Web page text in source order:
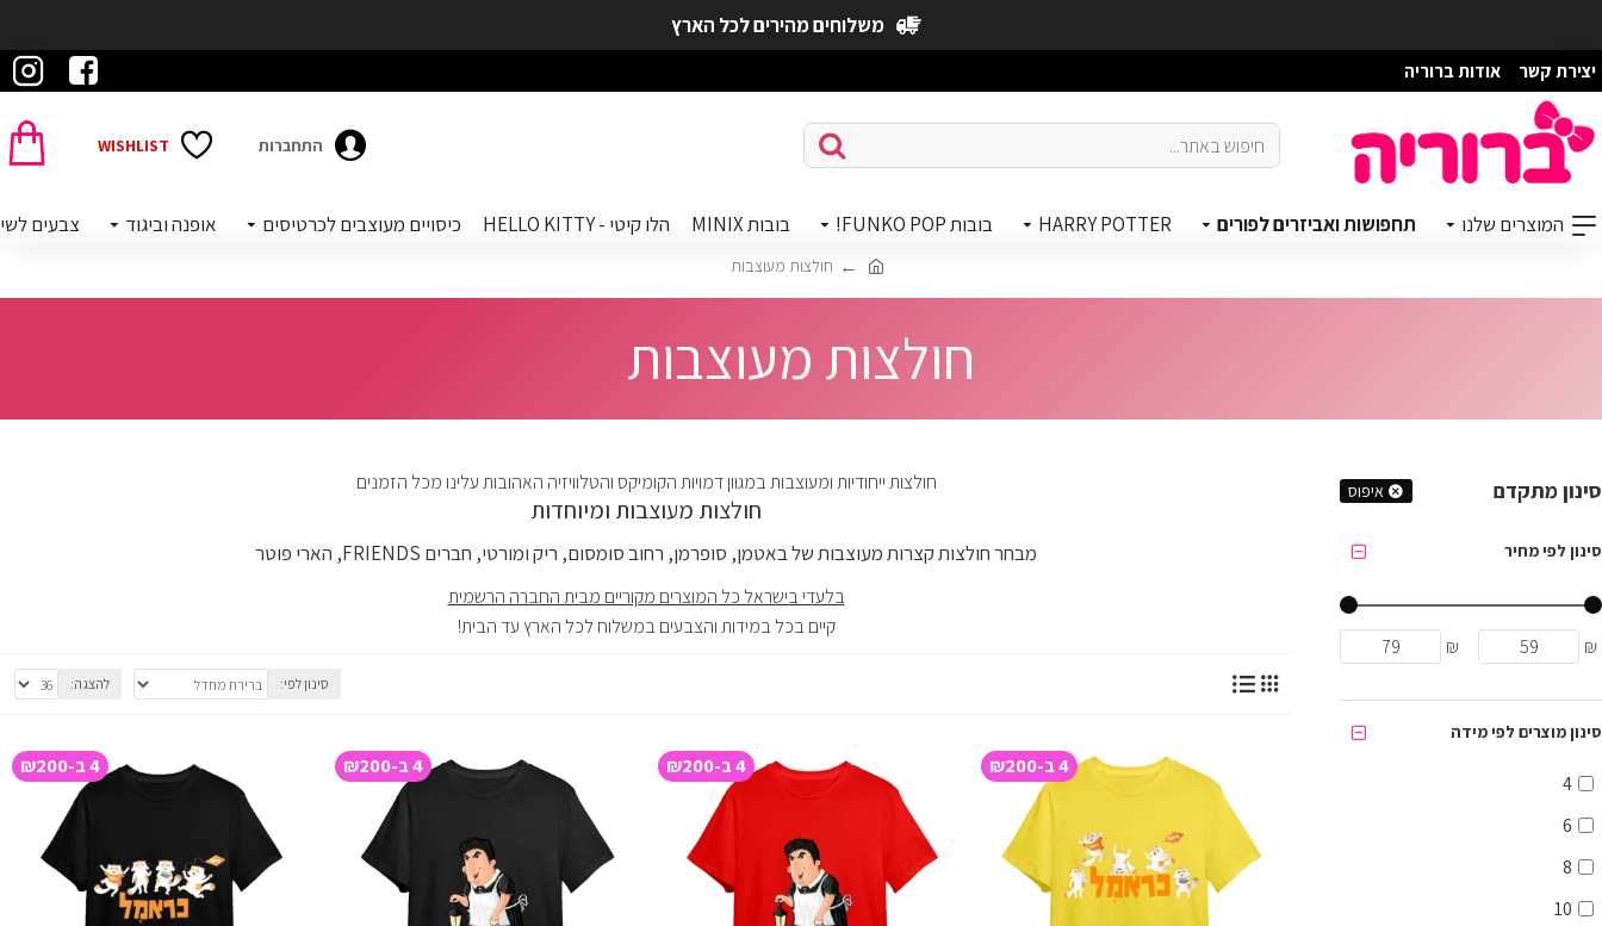
משלוחים מהירים לכל הארץ
יצירת קשר אודות ברוריה
התחברות WISHLIST
המוצרים שלנו תחפושות ואביזרים לפורים HARRY POTTER בובות FUNKO POP! בובות MINIX הלו קיטי - HELLO KITTY כיסויים מעוצבים לכרטיסים אופנה וביגוד צבעים
חולצות מעוצבות
חולצות מעוצבות
סינון מתקדם איפוס
סינון לפי מחיר
₪
₪
סינון מוצרים לפי מידה
4
6
8
10
חולצות ייחודיות ומעוצבות במגוון דמויות הקומיקס והטלוויזיה האהובות עלינו מכל הזמנים
חולצות מעוצבות ומיוחדות
מבחר חולצות קצרות מעוצבות של באטמן, סופרמן, רחוב סומסום, ריק ומורטי, חברים FRIENDS, הארי פוטר
בלעדי בישראל כל המוצרים מקוריים מבית החברה הרשמית
קיים בכל במידות והצבעים במשלוח לכל הארץ עד הבית!
סינון לפי: להצגה:
4 ב-₪200 4 ב-₪200 4 ב-₪200 4 ב-₪200